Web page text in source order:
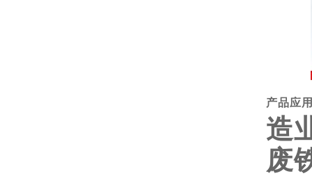
产品应
造
废